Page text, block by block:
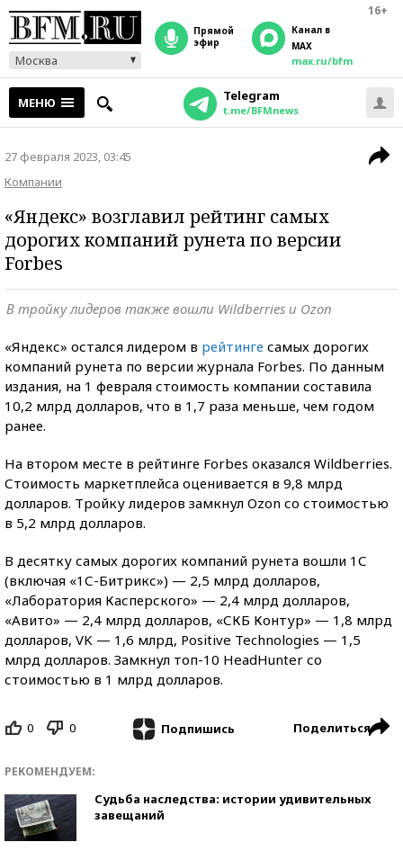
16+
Москва
прямой
эфир
Канал в
MAX
max.ru/bfm
МЕНЮ Telegram
t.me/BFMnews
27 февраля 2023, 03:45
Компании
«Яндекс» возглавил рейтинг самых
дорогих компаний рунета по версии
Forbes
В тройку лидеров также вошли Wildberries и Ozon
«Яндекс» остался лидером в рейтинге самых дорогих
компаний рунета по версии журнала Forbes. По данным
издания, на 1 февраля стоимость компании составила
10,2 млрд долларов, что в 1,7 раза меньше, чем годом
ранее.
На втором месте в рейтинге Forbes оказался Wildberries.
Стоимость маркетплейса оценивается в 9,8 млрд
долларов. Тройку лидеров замкнул Ozon со стоимостью
в 5,2 млрд долларов.
В десятку самых дорогих компаний рунета вошли 1С
(включая «1С-Битрикс») — 2,5 млрд долларов,
«Лаборатория Касперского» — 2,4 млрд долларов,
«Авито» — 2,4 млрд долларов, «СКБ Контур» — 1,8 млрд
долларов, VK — 1,6 млрд, Positive Technologies — 1,5
млрд долларов. Замкнул топ-10 HeadHunter со
стоимостью в 1 млрд долларов.
0 0 Подпишись Поделиться
РЕКОМЕНДУЕМ:
Судьба наследства: истории удивительных
завещаний